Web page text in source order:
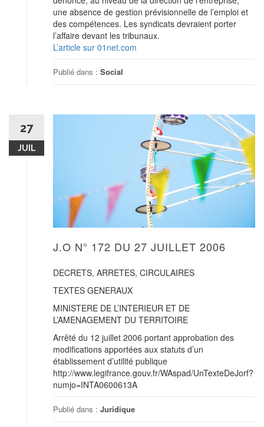
une absence de gestion prévisionnelle de l’emploi et
des compétences. Les syndicats devraient porter
l’affaire devant les tribunaux.
L’article sur 01net.com
Publié dans : Social
27
JUIL
J.O N° 172 DU 27 JUILLET 2006
DECRETS, ARRETES, CIRCULAIRES
TEXTES GENERAUX
MINISTERE DE L’INTERIEUR ET DE
L’AMENAGEMENT DU TERRITOIRE
Arrêté du 12 juillet 2006 portant approbation des
modifications apportées aux statuts d’un
établissement d’utilité publique
http://www.legifrance.gouv.fr/WAspad/UnTexteDeJorf?
numjo=INTA0600613A
Publié dans : Juridique